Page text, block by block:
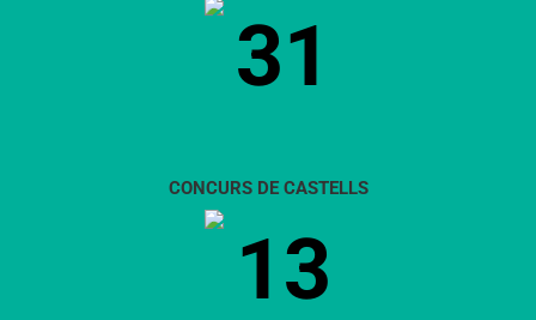
31
CONCURS DE CASTELLS
13